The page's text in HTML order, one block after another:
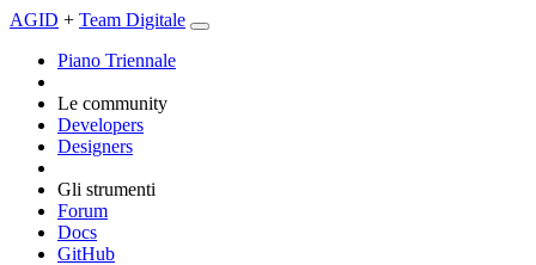
AGID + Team Digitale
Piano Triennale
Le community
Developers
Designers
Gli strumenti
Forum
Docs
GitHub